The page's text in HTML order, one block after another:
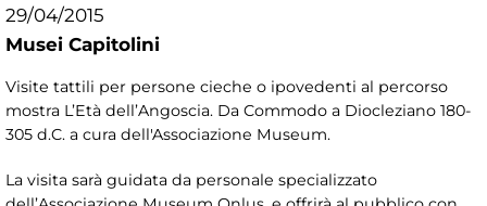
29/04/2015
Musei Capitolini
Visite tattili per persone cieche o ipovedenti al percorso
mostra L’Età dell’Angoscia. Da Commodo a Diocleziano 180-
305 d.C. a cura dell'Associazione Museum.
La visita sarà guidata da personale specializzato